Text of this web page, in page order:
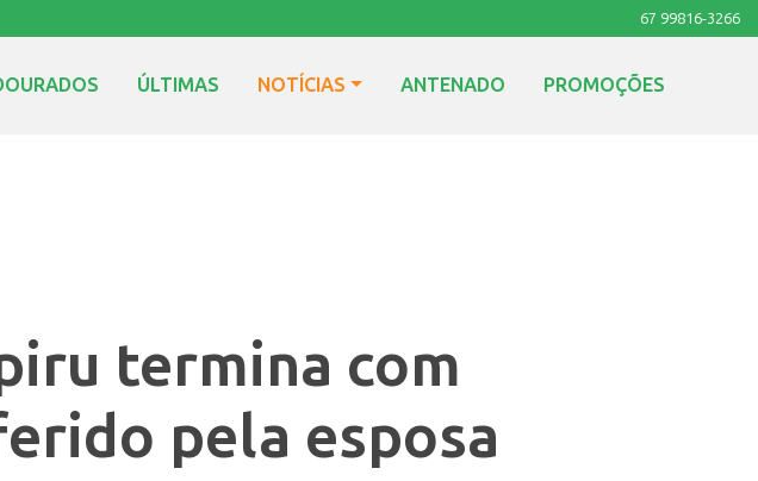
67 99816-3266
ÚLTIMAS NOTÍCIAS ANTENADO PROMOÇÕES
termina com
pela esposa